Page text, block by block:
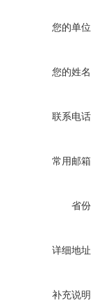
您的单位
您的姓名
联系电话
常用邮箱
省份
详细地址
补充说明